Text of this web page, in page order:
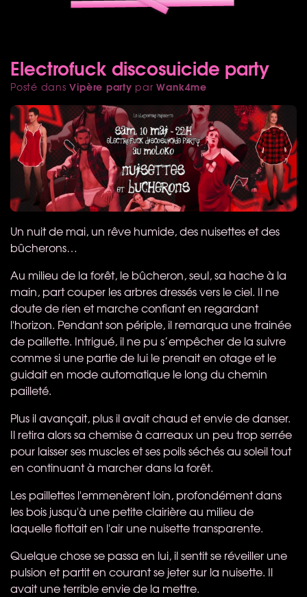
Electrofuck discosuicide party
Posté dansVipère party parWank4me
Un nuit de mai, un rêve humide, des nuisettes et des
bûcherons…
Au milieu de la forêt, le bûcheron, seul, sa hache à la
main, part couper les arbres dressés vers le ciel. Il ne
doute de rien et marche confiant en regardant
l'horizon. Pendant son périple, il remarqua une trainée
de paillette. Intrigué, il ne pu s’empêcher de la suivre
comme si une partie de lui le prenait en otage et le
guidait en mode automatique le long du chemin
pailleté.
Plus il avançait, plus il avait chaud et envie de danser.
Il retira alors sa chemise à carreaux un peu trop serrée
pour laisser ses muscles et ses poils séchés au soleil tout
en continuant à marcher dans la forêt.
Les paillettes l'emmenèrent loin, profondément dans
les bois jusqu'à une petite clairière au milieu de
laquelle flottait en l'air une nuisette transparente.
Quelque chose se passa en lui, il sentit se réveiller une
pulsion et partit en courant se jeter sur la nuisette. Il
avait une terrible envie de la mettre.